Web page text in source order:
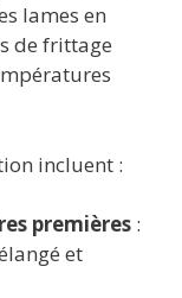
lames en
de frittage
incluent :
premières :
et